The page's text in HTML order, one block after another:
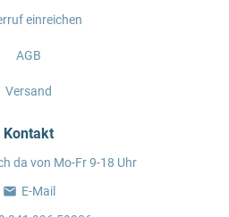
einreichen
AGB
Versand
Kontakt
da von Mo-Fr 9-18 Uhr
E-Mail